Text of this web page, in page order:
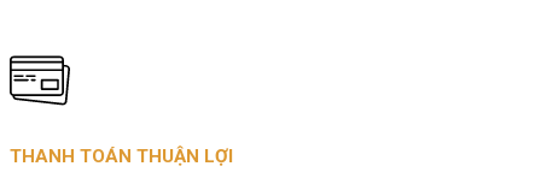
THANH TOÁN THUẬN LỢI